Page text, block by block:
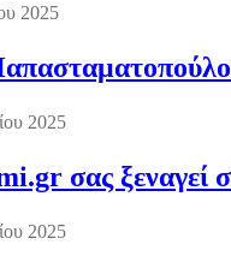
2025
2025
σας ξεναγεί
2025